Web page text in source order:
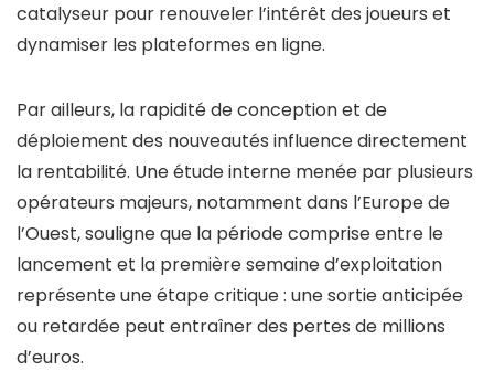
catalyseur pour renouveler l’intérêt des joueurs et
dynamiser les plateformes en ligne.
Par ailleurs, la rapidité de conception et de
déploiement des nouveautés influence directement
la rentabilité. Une étude interne menée par plusieurs
opérateurs majeurs, notamment dans l’Europe de
l’Ouest, souligne que la période comprise entre le
lancement et la première semaine d’exploitation
représente une étape critique : une sortie anticipée
ou retardée peut entraîner des pertes de millions
d’euros.